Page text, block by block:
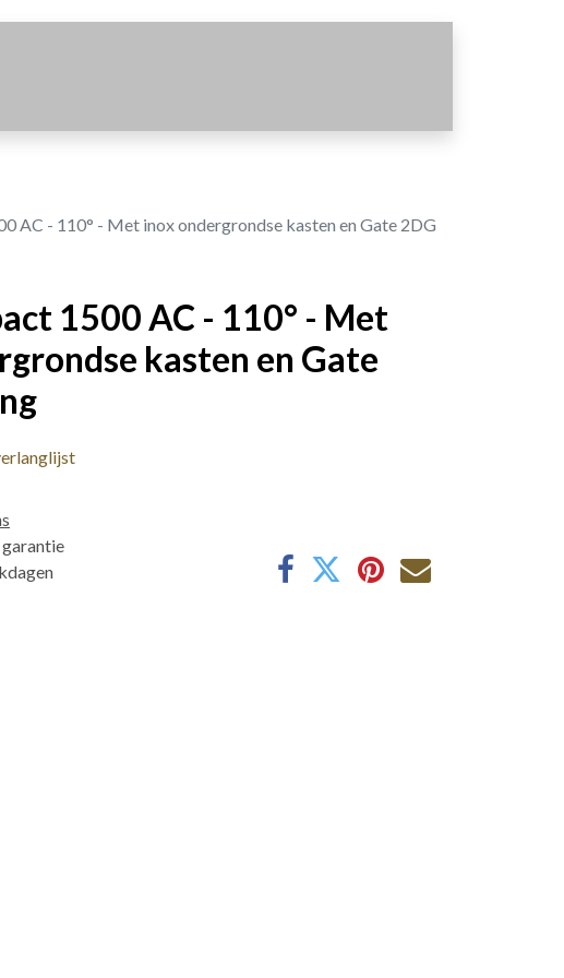
AC - 110° - Met inox ondergrondse kasten en Gate 2DG
1500 AC - 110° - Met
kasten en Gate